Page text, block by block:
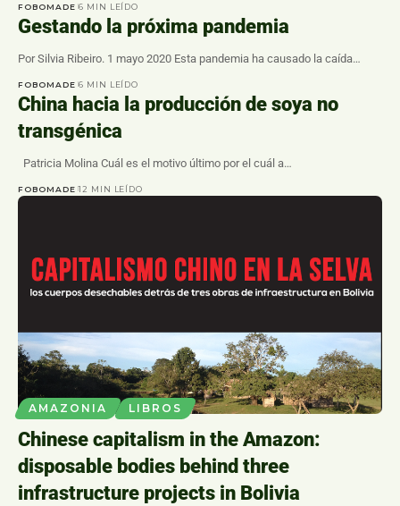
FOBOMADE 6 MIN LEÍDO
Gestando la próxima pandemia
Por Silvia Ribeiro. 1 mayo 2020 Esta pandemia ha causado la caída…
FOBOMADE 6 MIN LEÍDO
China hacia la producción de soya no
transgénica
Patricia Molina Cuál es el motivo último por el cuál a…
FOBOMADE 12 MIN LEÍDO
AMAZONIA LIBROS
Chinese capitalism in the Amazon:
disposable bodies behind three
infrastructure projects in Bolivia